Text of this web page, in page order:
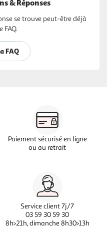
& Réponses
se trouve peut-être déjà
FAQ.
FAQ
Paiement sécurisé en ligne
ou au retrait
Service client 7j/7
03 59 30 59 30
8h>21h, dimanche 8h30>13h